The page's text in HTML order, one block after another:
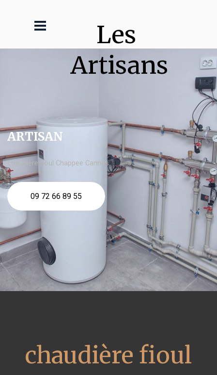
Les
Artisans
ARTISAN
chaudière fioul Chappee Cannes
09 72 66 89 55
chaudière fioul